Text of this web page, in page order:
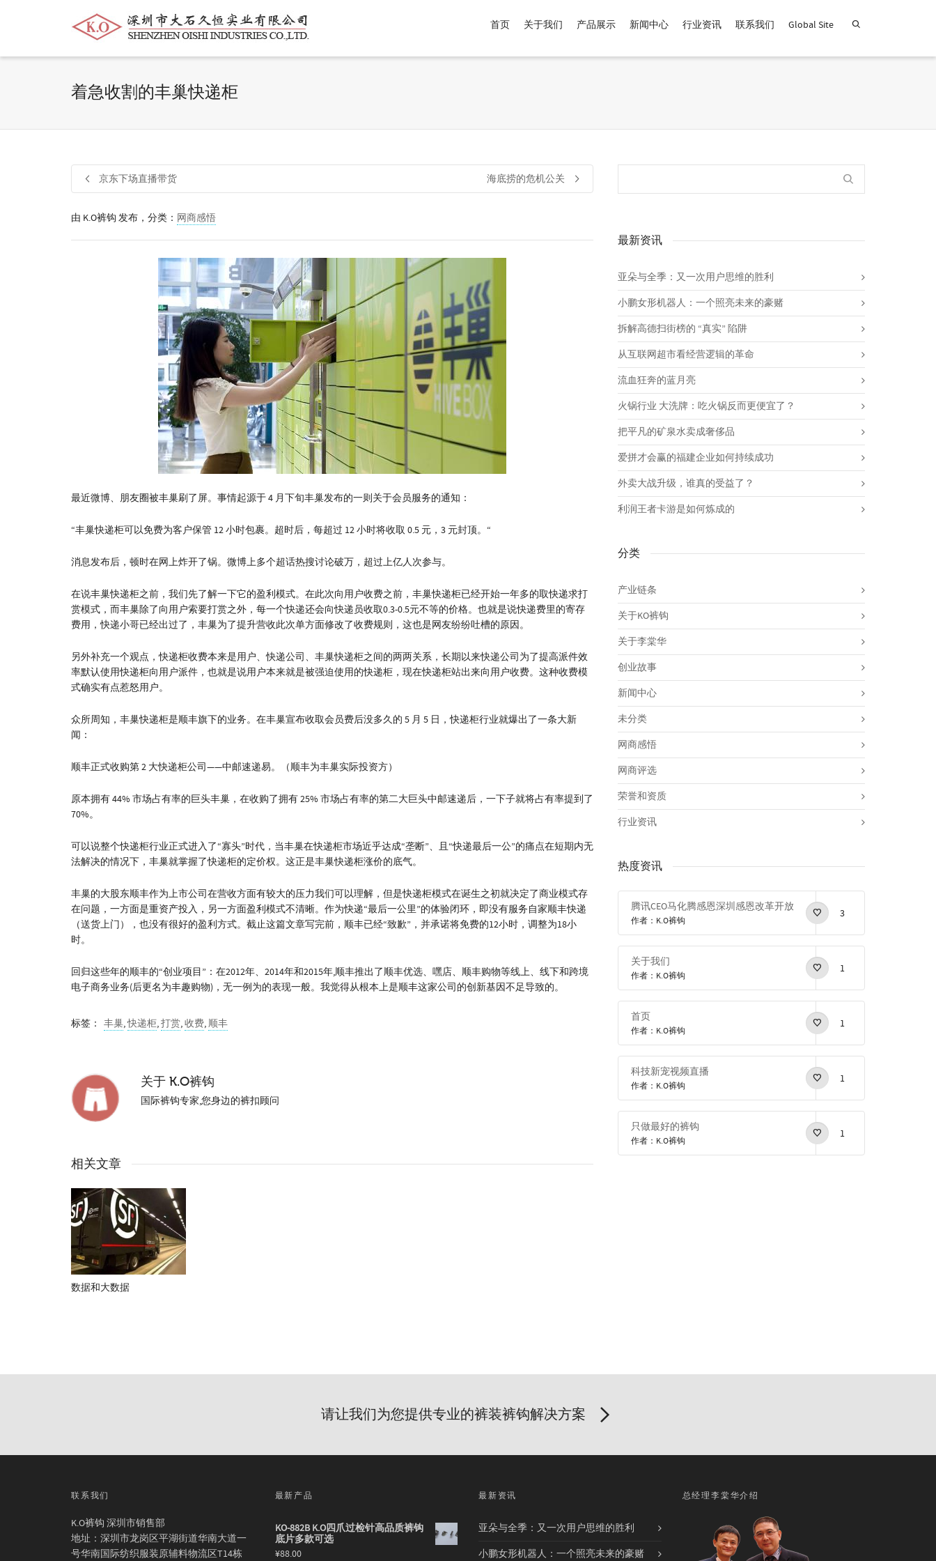
帮我查找新的衬衫尺码中号价格介于 商品，品牌为 默认品牌 .
首页 关于我们 产品展示 新闻中心 行业资讯 联系我们 Global Site
着急收割的丰巢快递柜
京东下场直播带货 海底捞的危机公关
由 K.O裤钩 发布，分类： 网商感悟
最近微博、朋友圈被丰巢刷了屏。事情起源于 4 月下旬丰巢发布的一则关于会员服务的通知：
“丰巢快递柜可以免费为客户保管 12 小时包裹。超时后，每超过 12 小时将收取 0.5 元，3 元封顶。“
消息发布后，顿时在网上炸开了锅。微博上多个超话热搜讨论破万，超过上亿人次参与。
在说丰巢快递柜之前，我们先了解一下它的盈利模式。在此次向用户收费之前，丰巢快递柜已经开始一年多的取快递求打
赏模式，而丰巢除了向用户索要打赏之外，每一个快递还会向快递员收取0.3-0.5元不等的价格。也就是说快递费里的寄存
费用，快递小哥已经出过了，丰巢为了提升营收此次单方面修改了收费规则，这也是网友纷纷吐槽的原因。
另外补充一个观点，快递柜收费本来是用户、快递公司、丰巢快递柜之间的两两关系，长期以来快递公司为了提高派件效
率默认使用快递柜向用户派件，也就是说用户本来就是被强迫使用的快递柜，现在快递柜站出来向用户收费。这种收费模
式确实有点惹怒用户。
众所周知，丰巢快递柜是顺丰旗下的业务。在丰巢宣布收取会员费后没多久的 5 月 5 日，快递柜行业就爆出了一条大新
闻：
顺丰正式收购第 2 大快递柜公司——中邮速递易。（顺丰为丰巢实际投资方）
原本拥有 44% 市场占有率的巨头丰巢，在收购了拥有 25% 市场占有率的第二大巨头中邮速递后，一下子就将占有率提到了
70%。
可以说整个快递柜行业正式进入了“寡头”时代，当丰巢在快递柜市场近乎达成“垄断”、且“快递最后一公”的痛点在短期内无
法解决的情况下，丰巢就掌握了快递柜的定价权。这正是丰巢快递柜涨价的底气。
丰巢的大股东顺丰作为上市公司在营收方面有较大的压力我们可以理解，但是快递柜模式在诞生之初就决定了商业模式存
在问题，一方面是重资产投入，另一方面盈利模式不清晰。作为快递“最后一公里”的体验闭环，即没有服务自家顺丰快递
（送货上门），也没有很好的盈利方式。截止这篇文章写完前，顺丰已经“致歉”，并承诺将免费的12小时，调整为18小
时。
回归这些年的顺丰的“创业项目”：在2012年、2014年和2015年,顺丰推出了顺丰优选、嘿店、顺丰购物等线上、线下和跨境
电子商务业务(后更名为丰趣购物)，无一例为的表现一般。我觉得从根本上是顺丰这家公司的创新基因不足导致的。
标签： 丰巢,快递柜,打赏,收费,顺丰
关于 K.O裤钩
国际裤钩专家,您身边的裤扣顾问
相关文章
数据和大数据
最新资讯
亚朵与全季：又一次用户思维的胜利
小鹏女形机器人：一个照亮未来的豪赌
拆解高德扫街榜的 “真实” 陷阱
从互联网超市看经营逻辑的革命
流血狂奔的蓝月亮
火锅行业 大洗牌：吃火锅反而更便宜了？
把平凡的矿泉水卖成奢侈品
爱拼才会赢的福建企业如何持续成功
外卖大战升级，谁真的受益了？
利润王者卡游是如何炼成的
分类
产业链条
关于KO裤钩
关于李棠华
创业故事
新闻中心
未分类
网商感悟
网商评选
荣誉和资质
行业资讯
热度资讯
腾讯CEO马化腾感恩深圳感恩改革开放
作者：K.O裤钩
3
关于我们
作者：K.O裤钩
1
首页
作者：K.O裤钩
1
科技新宠视频直播
作者：K.O裤钩
1
只做最好的裤钩
作者：K.O裤钩
1
请让我们为您提供专业的裤装裤钩解决方案
联系我们
K.O裤钩 深圳市销售部
地址：深圳市龙岗区平湖街道华南大道一
号华南国际纺织服装原辅料物流区T14栋
最新产品
KO-882B K.O四爪过检针高品质裤钩
底片多款可选
¥88.00
最新资讯
亚朵与全季：又一次用户思维的胜利
小鹏女形机器人：一个照亮未来的豪赌
总经理李棠华介绍